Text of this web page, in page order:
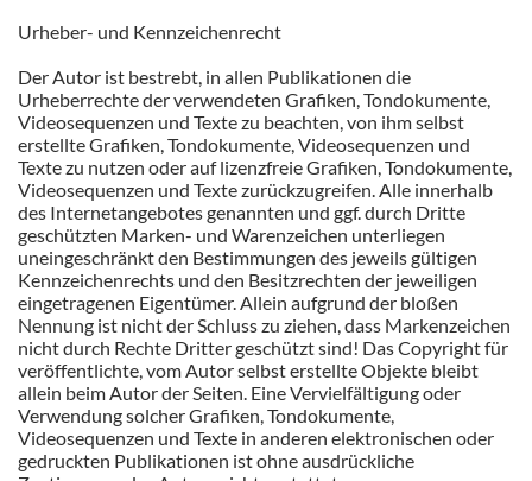
Urheber- und Kennzeichenrecht
Der Autor ist bestrebt, in allen Publikationen die
Urheberrechte der verwendeten Grafiken, Tondokumente,
Videosequenzen und Texte zu beachten, von ihm selbst
erstellte Grafiken, Tondokumente, Videosequenzen und
Texte zu nutzen oder auf lizenzfreie Grafiken, Tondokumente,
Videosequenzen und Texte zurückzugreifen. Alle innerhalb
des Internetangebotes genannten und ggf. durch Dritte
geschützten Marken- und Warenzeichen unterliegen
uneingeschränkt den Bestimmungen des jeweils gültigen
Kennzeichenrechts und den Besitzrechten der jeweiligen
eingetragenen Eigentümer. Allein aufgrund der bloßen
Nennung ist nicht der Schluss zu ziehen, dass Markenzeichen
nicht durch Rechte Dritter geschützt sind! Das Copyright für
veröffentlichte, vom Autor selbst erstellte Objekte bleibt
allein beim Autor der Seiten. Eine Vervielfältigung oder
Verwendung solcher Grafiken, Tondokumente,
Videosequenzen und Texte in anderen elektronischen oder
gedruckten Publikationen ist ohne ausdrückliche